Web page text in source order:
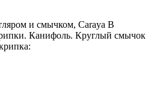
и смычком, Carayа В
Канифоль. Круглый смычок